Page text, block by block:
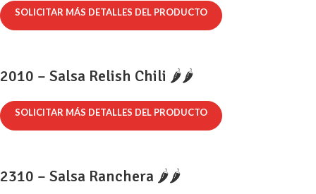
SOLICITAR MÁS DETALLES DEL PRODUCTO
2010 – Salsa Relish Chili 🌶️🌶️
SOLICITAR MÁS DETALLES DEL PRODUCTO
2310 – Salsa Ranchera 🌶️🌶️